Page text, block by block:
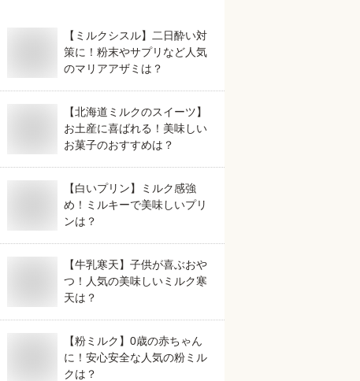
【ミルクシスル】二日酔い対
策に！粉末やサプリなど人気
のマリアアザミは？
【北海道ミルクのスイーツ】
お土産に喜ばれる！美味しい
お菓子のおすすめは？
【白いプリン】ミルク感強
め！ミルキーで美味しいプリ
ンは？
【牛乳寒天】子供が喜ぶおや
つ！人気の美味しいミルク寒
天は？
【粉ミルク】0歳の赤ちゃん
に！安心安全な人気の粉ミル
クは？